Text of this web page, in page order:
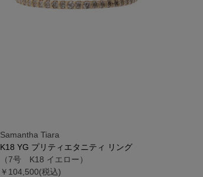
Samantha Tiara
K18 YG プリティエタニティ リング
（7号 K18 イエロー）
￥104,500(税込)